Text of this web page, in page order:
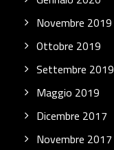
Novembre 2019
Ottobre 2019
Settembre 2019
Maggio 2019
Dicembre 2017
Novembre 2017